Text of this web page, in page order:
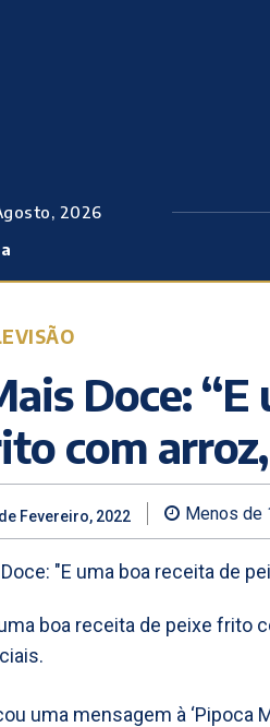
2026
Doce:
com
Fevereiro, 2022 Menos de
boa receita de peixe frito
uma mensagem à ‘Pipoca